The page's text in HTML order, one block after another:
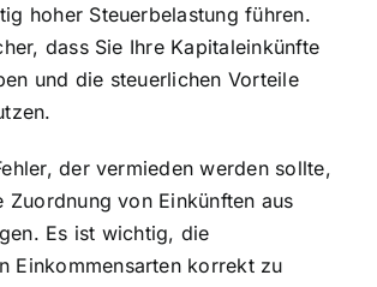
hoher Steuerbelastung führen.
dass Sie Ihre Kapitaleinkünfte
und die steuerlichen Vorteile
der vermieden werden sollte,
Zuordnung von Einkünften aus
Es ist wichtig, die
Einkommensarten korrekt zu